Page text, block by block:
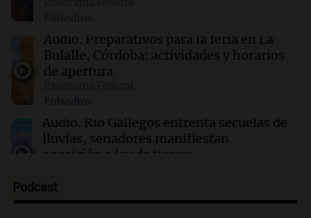
21:29 Ciencia
Incendios en Europa generan tormentas
propias por su intensidad extrema
21:16 Sociedad
La conmovedora carta de despedida de la hija
de la pareja fallecida en Mendoza
Episodios
Audio. Preparativos para la feria en La
Bulalle, Córdoba: actividades y horarios
de apertura
Episodios
Audio. Río Gallegos enfrenta secuelas de
lluvias, senadores manifiestan
oposición a ley de tierras
Episodios
Audio.Mendoza celebra la apertura del
Podcast